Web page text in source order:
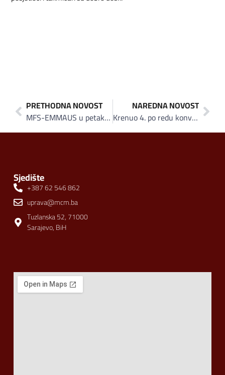
PRETHODNA NOVOST
MFS-EMMAUS u petak šalje četvrti konvoj sa 17 šlepera pomoći u Siriju
NAREDNA NOVOST
Krenuo 4. po redu konvoj pomoći za Siriju: Emmaus uputio do sada 936 tona pomoći narodu Sirije
Sjedište
+387 62 546 862
uprava@mcm.ba
Tuzlanska 52, 71000
Sarajevo, BiH